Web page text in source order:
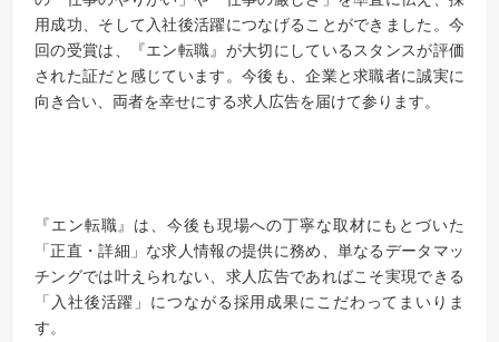
用成功、そして入社後活躍につなげることができました。今
回の受賞は、『エン転職』が大切にしているスタンスが評価
された証だと感じています。今後も、企業と求職者に誠実に
向き合い、両者を幸せにする求人広告を届けて参ります。
『エン転職』は、今後も現場への丁寧な取材にもとづいた
「正直・詳細」な求人情報の提供に務め、単なるデータマッ
チングでは叶えられない、求人広告であればこそ実現できる
「入社後活躍」につながる採用成果にこだわってまいりま
す。